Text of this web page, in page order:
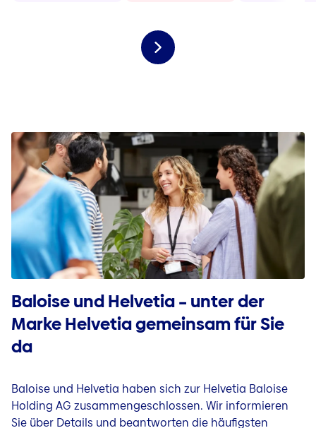
Baloise und Helvetia – unter der
Marke Helvetia gemeinsam für Sie
da
Baloise und Helvetia haben sich zur Helvetia Baloise
Holding AG zusammengeschlossen. Wir informieren
Sie über Details und beantworten die häufigsten